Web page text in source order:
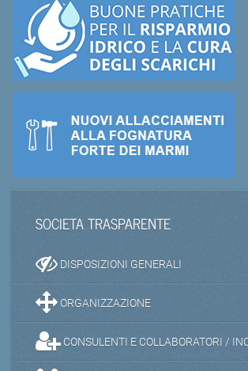
SOCIETA TRASPARENTE
DISPOSIZIONI GENERALI
ORGANIZZAZIONE
CONSULENTI E COLLABORATORI /